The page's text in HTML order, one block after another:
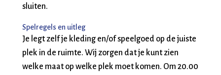
sluiten.
Spelregels en uitleg
Je legt zelf je kleding en/of speelgoed op de juiste
plek in de ruimte. Wij zorgen dat je kunt zien
welke maat op welke plek moet komen. Om 20.00